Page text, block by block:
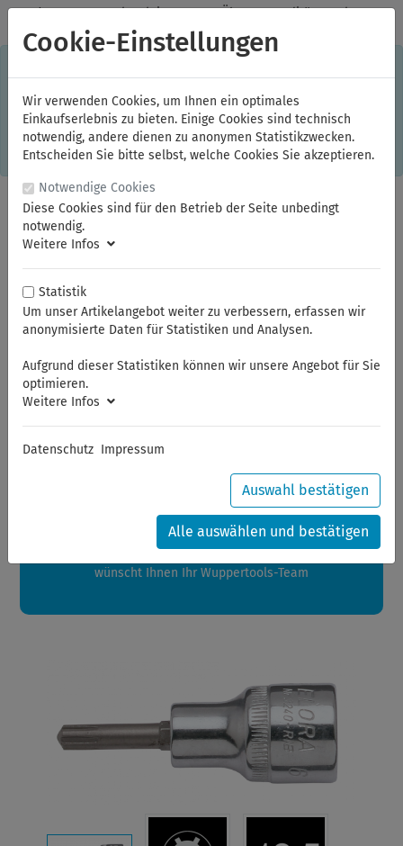
✓Jeden Monat starke Aktionen ✓Über 20 Qualitätsmarken ✓
Kostenlose Lieferung im Inland ab 150,00 Euro Bruttowarenwert
Einkaufserlebnis. Dabei werden beispielsweise die Session-
Informationen oder die Spracheinstellung auf Ihrem Rechner
gespeichert. Ohne Cookies ist der Funktionsumfang des
Online-Shops eingeschränkt. Sind Sie damit nicht
einverstanden, klicken Sie bitte hier.
Steckschlüssel-Sortiment 1/2"
Steckschlüssel-Einsätze 1/2"
Sommerferien
zwischen 28.07.2026 und 21.08.2026 machen auch wir
Ihre Bestellungen in diesem Zeitraum werden ab dem
24.08.2026 verschickt.
wünscht Ihnen Ihr Wuppertools-Team
Cookie-Einstellungen
Wir verwenden Cookies, um Ihnen ein optimales
Einkaufserlebnis zu bieten. Einige Cookies sind technisch
notwendig, andere dienen zu anonymen Statistikzwecken.
Entscheiden Sie bitte selbst, welche Cookies Sie akzeptieren.
Notwendige Cookies
Diese Cookies sind für den Betrieb der Seite unbedingt
notwendig.
Weitere Infos
Statistik
Um unser Artikelangebot weiter zu verbessern, erfassen wir
anonymisierte Daten für Statistiken und Analysen.
Aufgrund dieser Statistiken können wir unsere Angebot für Sie
optimieren.
Weitere Infos
Datenschutz Impressum
Auswahl bestätigen
Alle auswählen und bestätigen